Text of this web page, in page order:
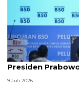
Presiden
9 Juli 2026